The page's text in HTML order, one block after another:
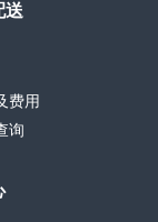
送
费用
询